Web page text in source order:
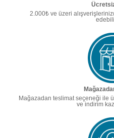
2.000₺ ve üzeri
Mağazadan teslimat seçeneği ile
ve indirim